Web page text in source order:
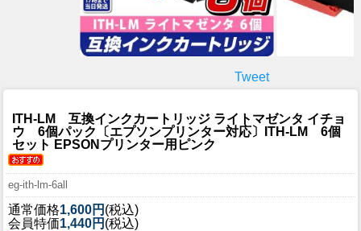
Tweet
ITH-LM 互換インクカートリッジ ライトマゼンタ イチョ
ウ 6個パック〔エプソンプリンター対応〕ITH-LM 6個
セット EPSONプリンター用ピンク
eg-ith-lm-6all
通常価格1,600円 (税込)
会員特価1,440円 (税込)